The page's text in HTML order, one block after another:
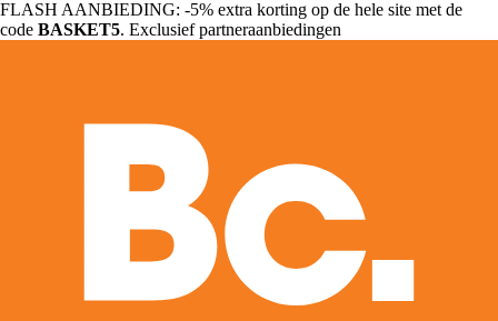
FLASH AANBIEDING: -5% extra korting op de hele site met de
code BASKET5. Exclusief partneraanbiedingen